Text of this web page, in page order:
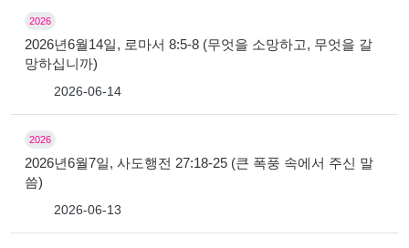
2026
2026년6월14일, 로마서 8:5-8 (무엇을 소망하고, 무엇을 갈
망하십니까)
2026-06-14
2026
2026년6월7일, 사도행전 27:18-25 (큰 폭풍 속에서 주신 말
씀)
2026-06-13